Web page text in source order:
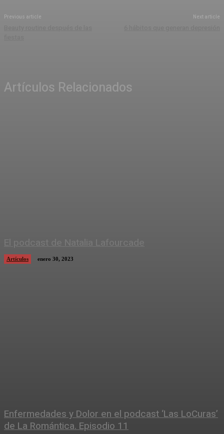
Previous article Next article
Artículos Relacionados
Artículos enero 30, 2023
Enfermedades y Dolor en el podcast ‘Las LoCuras’
de La Romántica. Episodio 11